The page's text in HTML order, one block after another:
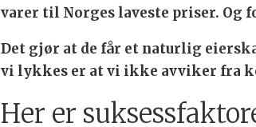
varer til Norges laveste priser. Og
Det gjør at de får et naturlig
vi lykkes er at vi ikke avviker fra
Her er